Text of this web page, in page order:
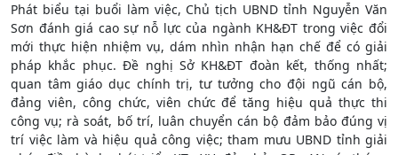
Phát biểu tại buổi làm việc, Chủ tịch UBND tỉnh Nguyễn Văn
Sơn đánh giá cao sự nỗ lực của ngành KH&ĐT trong việc đổi
mới thực hiện nhiệm vụ, dám nhìn nhận hạn chế để có giải
pháp khắc phục. Đề nghị Sở KH&ĐT đoàn kết, thống nhất;
quan tâm giáo dục chính trị, tư tưởng cho đội ngũ cán bộ,
đảng viên, công chức, viên chức để tăng hiệu quả thực thi
công vụ; rà soát, bố trí, luân chuyển cán bộ đảm bảo đúng vị
trí việc làm và hiệu quả công việc; tham mưu UBND tỉnh giải